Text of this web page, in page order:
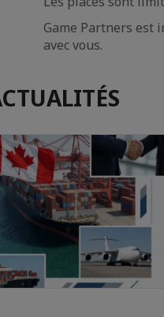
Game Partners est
avec vous.